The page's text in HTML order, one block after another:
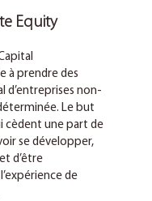
Equity
à prendre des
d’entreprises non-
Le but
cèdent une part de
se développer,
d’être
de